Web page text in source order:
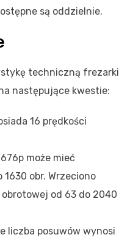
są oddzielnie.
techniczną frezarki
następujące kwestie:
16 prędkości
może mieć
obr. Wrzeciono
od 63 do 2040
liczba posuwów wynosi